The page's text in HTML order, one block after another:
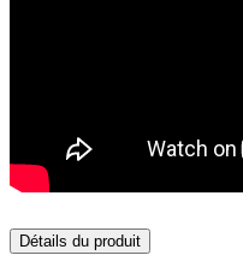
Détails du produit